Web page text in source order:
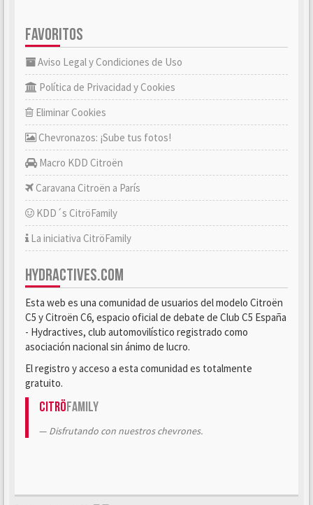
FAVORITOS
Aviso Legal y Condiciones de Uso
Política de Privacidad y Cookies
Eliminar Cookies
Chevronazos: ¡Sube tus fotos!
Macro KDD Citroën
Caravana Citroën a París
KDD´s CitröFamily
La iniciativa CitröFamily
HYDRACTIVES.COM
Esta web es una comunidad de usuarios del modelo Citroën
C5 y Citroën C6, espacio oficial de debate de Club C5 España
- Hydractives, club automovilístico registrado como
asociación nacional sin ánimo de lucro.
El registro y acceso a esta comunidad es totalmente
gratuito.
CitröFamily
Disfrutando con nuestros chevrones.